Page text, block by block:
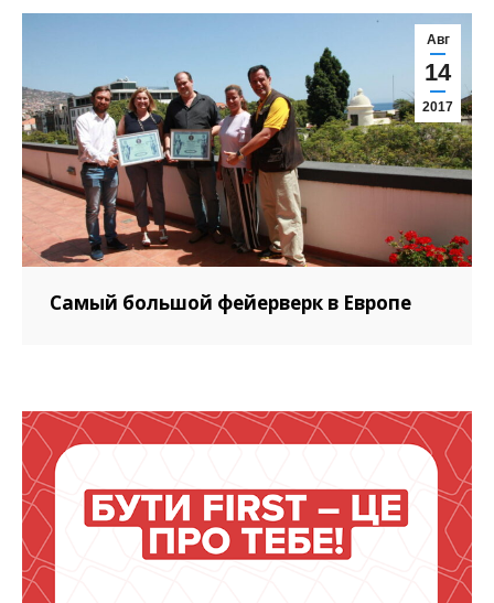
Авг
14
2017
Самый большой фейерверк в Европе